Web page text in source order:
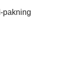
pakning